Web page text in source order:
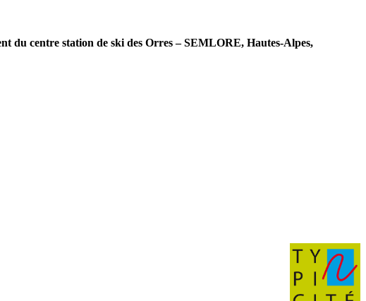
du centre station de ski des Orres – SEMLORE, Hautes-Alpes,